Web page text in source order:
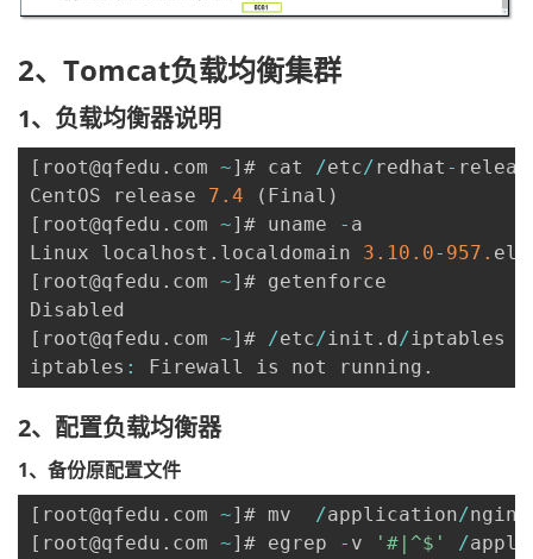
2、Tomcat负载均衡集群
1、负载均衡器说明
[ root@qfedu . com ~] # cat /etc/redhat -
CentOS release 7.4 ( Final )
[ root@qfedu . com ~] # uname - a
Linux localhost . localdomain 3.10 .0- 957. el7
[ root@qfedu . com ~] # getenforce
[ root@qfedu . com ~] # /etc/init . d /iptables
iptables : Firewall is not running .
2、配置负载均衡器
1、备份原配置文件
[ root@qfedu . com ~] # mv /application/nginx
[ root@qfedu . com ~] # egrep - v '#|^$' /